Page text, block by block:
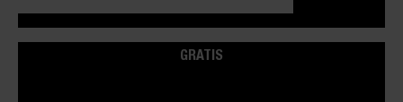
GRATIS